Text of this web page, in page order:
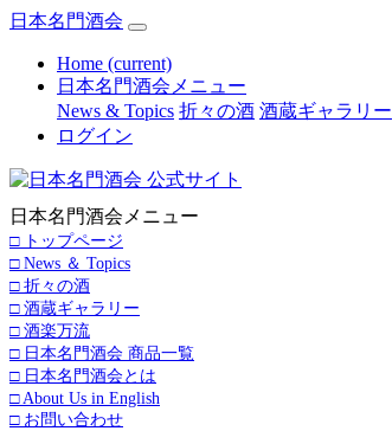
日本名門酒会
Home (current)
日本名門酒会メニュー
News & Topics 折々の酒 酒蔵ギャラリー
ログイン
日本名門酒会メニュー
□ トップページ
□ News ＆ Topics
□ 折々の酒
□ 酒蔵ギャラリー
□ 酒楽万流
□ 日本名門酒会 商品一覧
□ 日本名門酒会とは
□ About Us in English
□ お問い合わせ